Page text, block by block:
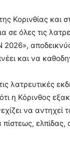
Κορινθίας και
σε όλες τις
2026»,
και να
λατρευτικές
η Κόρινθος
να αντηχεί
ελπίδας,